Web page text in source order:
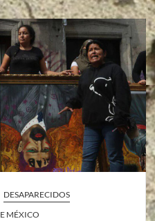
DESAPARECIDOS
MÉXICO